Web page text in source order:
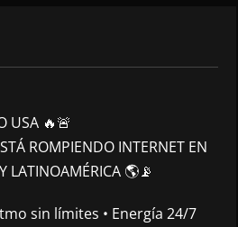
USA 🔥🚨
ROMPIENDO INTERNET EN
LATINOAMÉRICA 🌎📡
sin límites • Energía 24/7